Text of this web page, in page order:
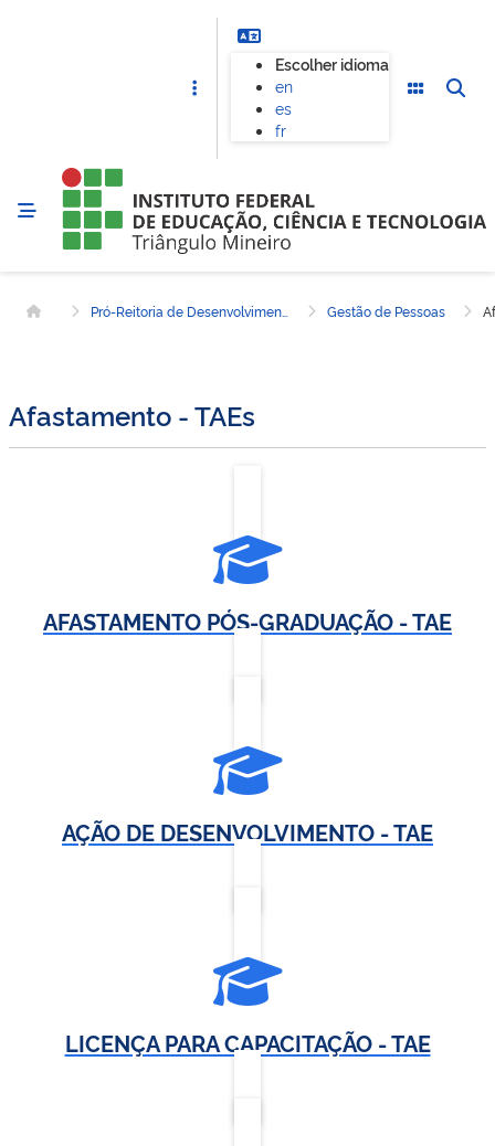
Escolher idioma
en
es
fr
Página inicial Gestão de Pessoas
Afastamento - TAEs
AFASTAMENTO PÓS-GRADUAÇÃO - TAE
AÇÃO DE DESENVOLVIMENTO - TAE
LICENÇA PARA CAPACITAÇÃO - TAE